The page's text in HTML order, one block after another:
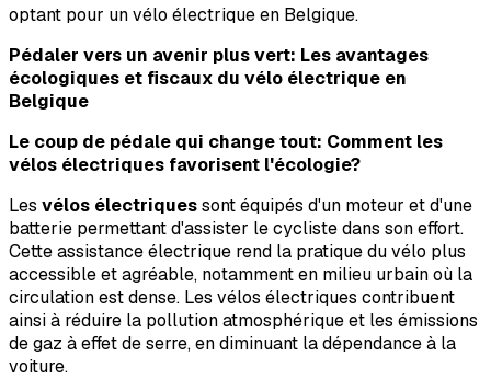
optant pour un vélo électrique en Belgique.
Pédaler vers un avenir plus vert: Les avantages
écologiques et fiscaux du vélo électrique en
Belgique
Le coup de pédale qui change tout: Comment les
vélos électriques favorisent l'écologie?
Les vélos électriquessont équipés d'un moteur et d'une
batterie permettant d'assister le cycliste dans son effort.
Cette assistance électrique rend la pratique du vélo plus
accessible et agréable, notamment en milieu urbain où la
circulation est dense. Les vélos électriques contribuent
ainsi à réduire la pollution atmosphérique et les émissions
de gaz à effet de serre, en diminuant la dépendance à la
voiture.